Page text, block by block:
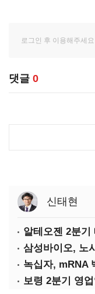
댓글 0
신태현
알테오젠 2분
삼성바이오, 노
녹십자, mRNA
보령 2분기 영